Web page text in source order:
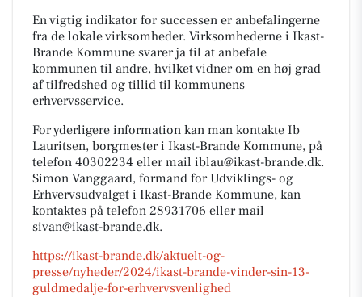
En vigtig indikator for successen er anbefalingerne
fra de lokale virksomheder. Virksomhederne i Ikast-
Brande Kommune svarer ja til at anbefale
kommunen til andre, hvilket vidner om en høj grad
af tilfredshed og tillid til kommunens
erhvervsservice.
For yderligere information kan man kontakte Ib
Lauritsen, borgmester i Ikast-Brande Kommune, på
telefon 40302234 eller mail iblau@ikast-brande.dk.
Simon Vanggaard, formand for Udviklings- og
Erhvervsudvalget i Ikast-Brande Kommune, kan
kontaktes på telefon 28931706 eller mail
sivan@ikast-brande.dk.
https://ikast-brande.dk/aktuelt-og-
presse/nyheder/2024/ikast-brande-vinder-sin-13-
guldmedalje-for-erhvervsvenlighed